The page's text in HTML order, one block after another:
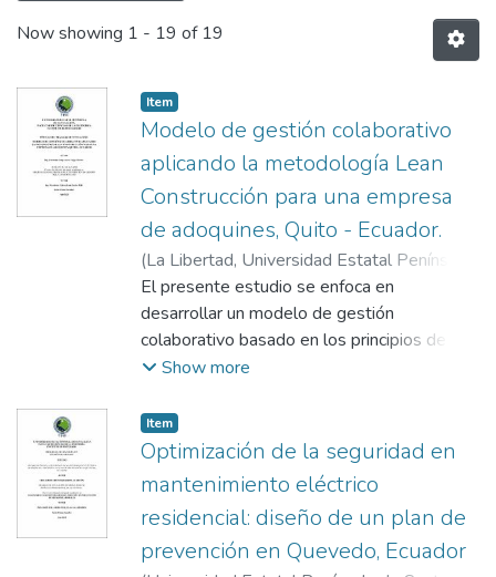
Now showing 1 - 19 of 19
Item
Modelo de gestión colaborativo
aplicando la metodología Lean
Construcción para una empresa
de adoquines, Quito - Ecuador.
(La Libertad, Universidad Estatal Península
de Santa Elena, 2025, 2025-06-24
Pilamonte Guayasamín, Diego Vicente
Muyulema Allaica, Juan Carlos
El presente estudio se enfoca en
desarrollar un modelo de gestión
colaborativo basado en los principios de
construcción sin pérdidas (Lean
“GUEFERZA”, dedicada a la fabricación y
distribución de adoquines en Quito. El
propósito es analizar las fuerzas externas
que afectan a la empresa y desarrollar un
modelo que reduzca costos y aumente la
satisfacción del cliente al eliminar
Show more
Item
Optimización de la seguridad en
mantenimiento eléctrico
residencial: diseño de un plan de
prevención en Quevedo, Ecuador